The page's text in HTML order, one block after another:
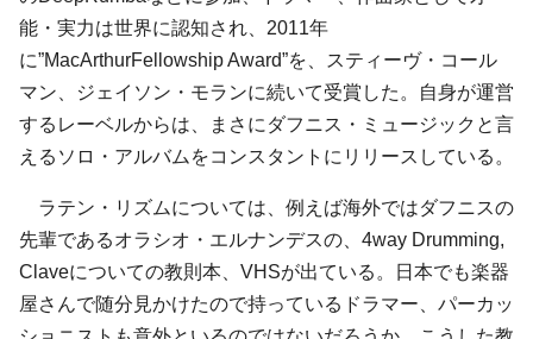
能・実力は世界に認知され、2011年
に”MacArthurFellowship Award”を、スティーヴ・コール
マン、
ジェイソン・モランに続いて受賞した。自身が運営
するレーベルからは、まさにダフニス・ミュージックと言
えるソロ・アルバムをコンスタントにリリースしている。
ラテン・リズムについては、例えば海外ではダフニスの
先輩であるオラシオ・エルナンデスの、4way Drumming,
Claveについての教則本、VHSが出ている。日本でも楽器
屋さんで随分見かけたので持っているドラマー、パーカッ